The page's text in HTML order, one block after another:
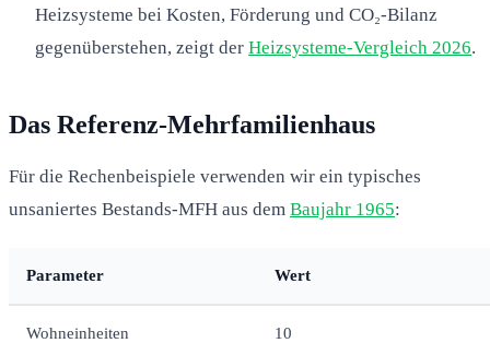
Heizsysteme bei Kosten, Förderung und CO₂-Bilanz
gegenüberstehen, zeigt der Heizsysteme-Vergleich 2026.
Das Referenz-Mehrfamilienhaus
Für die Rechenbeispiele verwenden wir ein typisches
unsaniertes Bestands-MFH aus dem Baujahr 1965:
Parameter Wert
Wohneinheiten 10